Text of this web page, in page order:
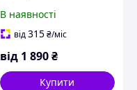
VUVG-B14-M52-MZT-F-
1T1L
В наявності
від315₴/міс
від 1 890₴
Купити